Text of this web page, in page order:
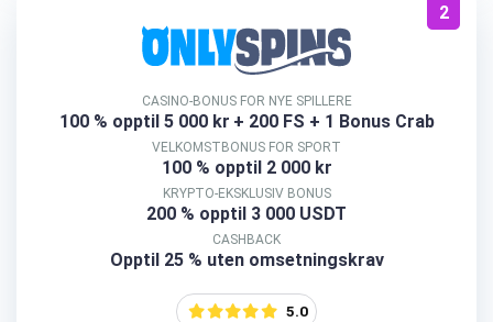
2
CASINO-BONUS FOR NYE SPILLERE
100 % opptil 5 000 kr + 200 FS + 1 Bonus Crab
VELKOMSTBONUS FOR SPORT
100 % opptil 2 000 kr
KRYPTO-EKSKLUSIV BONUS
200 % opptil 3 000 USDT
CASHBACK
Opptil 25 % uten omsetningskrav
5.0